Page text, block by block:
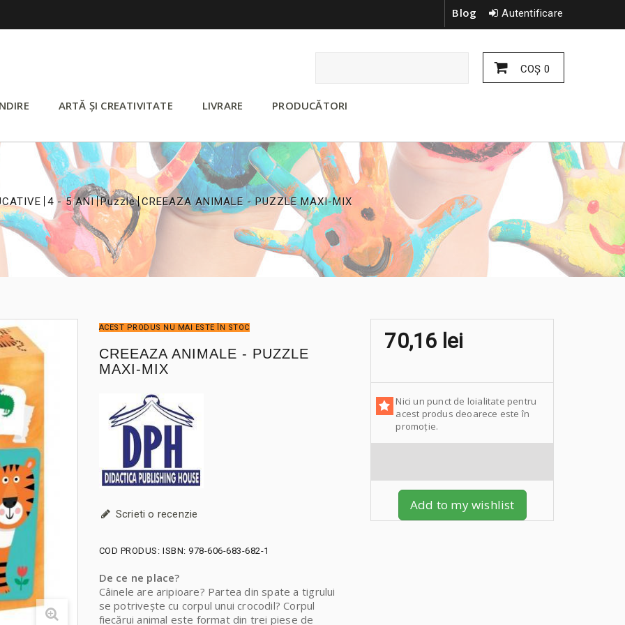
Autentificare
Blog
COŞ 0
ARTĂ ȘI CREATIVITATE LIVRARE PRODUCĂTORI
4 - 5 ANI
>
Puzzle CREEAZA ANIMALE - PUZZLE MAXI-MIX
ACEST PRODUS NU MAI ESTE ÎN STOC
CREEAZA ANIMALE - PUZZLE
MAXI-MIX
Scrieti o recenzie
COD PRODUS: ISBN: 978-606-683-682-1
De ce ne place?
Câinele are aripioare? Partea din spate a tigrului
se potrivește cu corpul unui crocodil? Corpul
fiecărui animal este format din trei piese de
70,16 lei
Nici un punct de loialitate pentru
acest produs deoarece este în
promoție.
Add to my wishlist